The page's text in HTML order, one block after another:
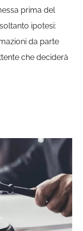
prima del
ipotesi:
da parte
che deciderà